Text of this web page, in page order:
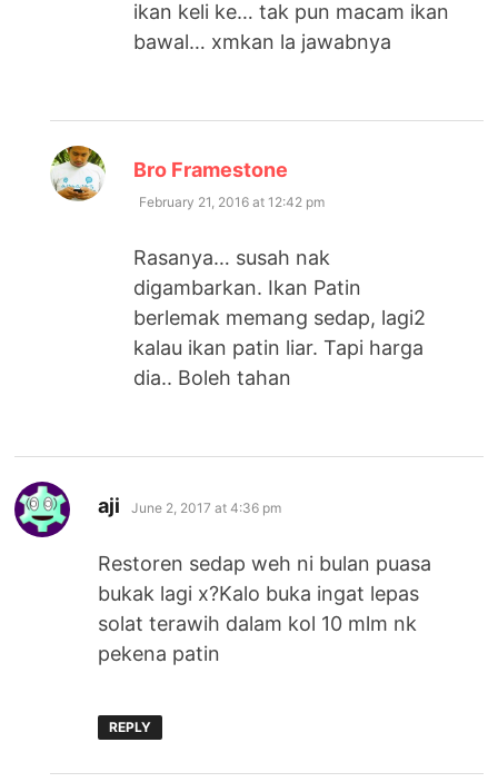
ikan keli ke… tak pun macam ikan
bawal… xmkan la jawabnya
Bro Framestone
February 21, 2016 at 12:42 pm
Rasanya… susah nak
digambarkan. Ikan Patin
berlemak memang sedap, lagi2
kalau ikan patin liar. Tapi harga
dia.. Boleh tahan
aji says:
June 2, 2017 at 4:36 pm
Restoren sedap weh ni bulan puasa
bukak lagi x?Kalo buka ingat lepas
solat terawih dalam kol 10 mlm nk
pekena patin
REPLY